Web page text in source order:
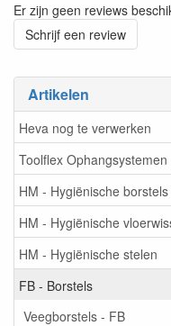
Artikelen
Heva nog te verwerken
Toolflex Ophangsystemen
HM - Hygiënische borstels
HM - Hygiënische
HM - Hygiënische stelen
FB - Borstels
Veegborstels - FB
Er zijn geen reviews
Schrijf een review